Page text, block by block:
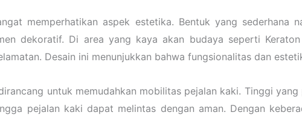
memperhatikan aspek estetika. Bentuk yang sederhana
dekoratif. Di area yang kaya akan budaya seperti
Desain ini menunjukkan bahwa fungsionalitas dan
untuk memudahkan mobilitas pejalan kaki. Tinggi
pejalan kaki dapat melintas dengan aman. Dengan